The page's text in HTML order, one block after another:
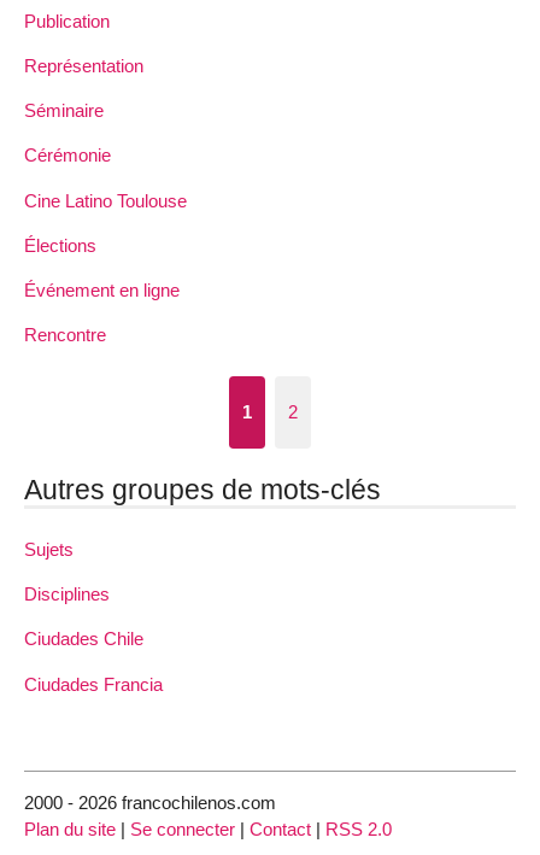
Publication
Représentation
Séminaire
Cérémonie
Cine Latino Toulouse
Élections
Événement en ligne
Rencontre
1 2
Autres groupes de mots-clés
Sujets
Disciplines
Ciudades Chile
Ciudades Francia
2000 - 2026 francochilenos.com
Plan du site
Se connecter Contact RSS 2.0